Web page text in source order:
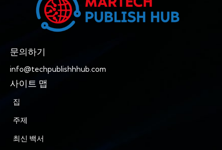
문의하기
info@techpublishhhub.com
사이트 맵
집
주제
최신 백서